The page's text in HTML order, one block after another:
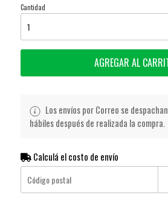
Cantidad
AGREGAR AL
Los envíos por Correo se
hábiles después de realizada la compra.
Calculá el costo de envío